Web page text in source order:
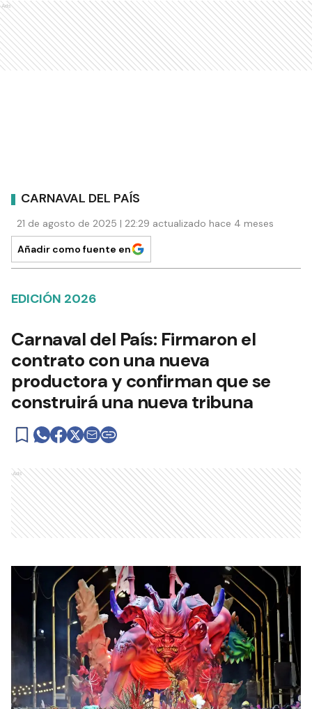
Ads
CARNAVAL DEL PAÍS
21 de agosto de 2025 | 22:29 actualizado hace 4 meses
Añadir como fuente en
EDICIÓN 2026
Carnaval del País: Firmaron el
contrato con una nueva
productora y confirman que se
construirá una nueva tribuna
Ads